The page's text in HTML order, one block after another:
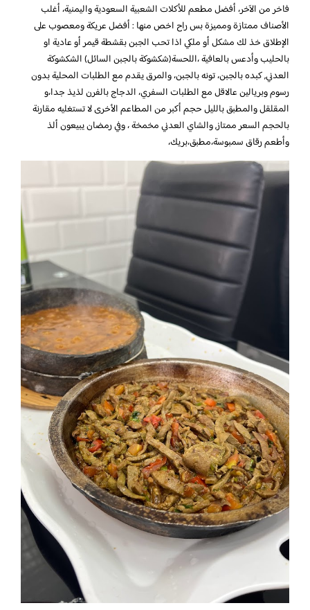
فاخر من الآخر، أفضل مطعم للأكلات الشعبية السعودية واليمنية، أغلب
الأصناف ممتازة ومميزة بس راح اخص منها : أفضل عريكة ومعصوب على
الإطلاق خذ لك مشكل أو ملكي اذا تحب الجبن بقشطة قيمر أو عادية او
بالحليب وأدعس بالعافية ،اللحسة(شكشوكة بالجبن السائل) الشكشوكة
العدني, كبده بالجبن، تونه بالجبن، والمرق يقدم مع الطلبات المحلية بدون
رسوم وبريالين عالاقل مع الطلبات السفري، الدجاج بالفرن لذيذ جدا،و
المقلقل والمطبق بالليل حجم أكبر من المطاعم الأخرى لا تستغليه مقارنة
بالحجم السعر ممتاز, والشاي العدني مخمخة ، وفي رمضان يبيعون ألذ
وأطعم رقاق سمبوسة،مطبق،بريك،